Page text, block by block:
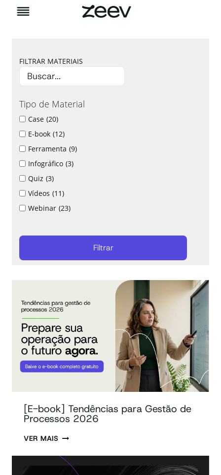
Pular
para
FILTRAR MATERIAIS
Tipo de Material
Case (20)
E-book (12)
Ferramenta (9)
Infográfico (3)
Quiz (3)
Vídeos (11)
Webinar (23)
[E-book] Tendências para Gestão de
Processos 2026
VER MAIS